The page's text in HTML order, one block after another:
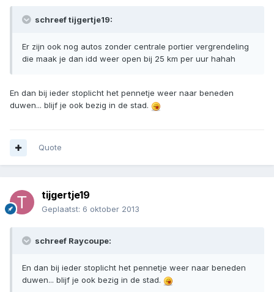
schreef tijgertje19:
Er zijn ook nog autos zonder centrale portier vergrendeling
die maak je dan idd weer open bij 25 km per uur hahah
En dan bij ieder stoplicht het pennetje weer naar beneden
duwen... blijf je ook bezig in de stad.
Quote
tijgertje19
Geplaatst: 6 oktober 2013
schreef Raycoupe:
En dan bij ieder stoplicht het pennetje weer naar beneden
duwen... blijf je ook bezig in de stad.